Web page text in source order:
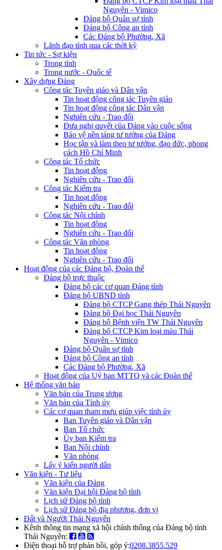
Nguyên - Vimico
Đảng bộ Quân sự tỉnh
Đảng bộ Công an tỉnh
Các Đảng bộ Phường, Xã
Lãnh đạo tỉnh qua các thời kỳ
Tin tức - Sự kiện
Trong tỉnh
Trong nước - Quốc tế
Xây dựng Đảng
Công tác Tuyên giáo và Dân vận
Tin hoạt động công tác Tuyên giáo
Tin hoạt động công tác Dân vận
Nghiên cứu - Trao đổi
Đưa nghị quyết của Đảng vào cuộc sống
Bảo vệ nền tảng tư tưởng của Đảng
Học tập và làm theo tư tưởng, đạo đức, phong
cách Hồ Chí Minh
Công tác Tổ chức
Tin hoạt động
Nghiên cứu - Trao đổi
Công tác Kiểm tra
Tin hoạt động
Nghiên cứu - Trao đổi
Công tác Nội chính
Tin hoạt động
Nghiên cứu - Trao đổi
Công tác Văn phòng
Tin hoạt động
Nghiên cứu - Trao đổi
Hoạt động của các Đảng bộ, Đoàn thể
Đảng bộ trực thuộc
Đảng bộ các cơ quan Đảng tỉnh
Đảng bộ UBND tỉnh
Đảng bộ CTCP Gang thép Thái Nguyên
Đảng bộ Đại học Thái Nguyên
Đảng bộ Bệnh viện TW Thái Nguyên
Đảng bộ CTCP Kim loại màu Thái
Nguyên - Vimico
Đảng bộ Quân sự tỉnh
Đảng bộ Công an tỉnh
Các Đảng bộ Phường, Xã
Hoạt động của Uỷ ban MTTQ và các Đoàn thể
Hệ thống văn bản
Văn bản của Trung ương
Văn bản của Tỉnh ủy
Các cơ quan tham mưu giúp việc tỉnh ủy
Ban Tuyên giáo và Dân vận
Ban Tổ chức
Ủy ban Kiểm tra
Ban Nội chính
Văn phòng
Lấy ý kiến người dân
Văn kiện - Tư liệu
Văn kiện của Đảng
Văn kiện Đại hội Đảng bộ tỉnh
Lịch sử Đảng bộ tỉnh
Lịch sử Đảng bộ địa phương, đơn vị
Đất và Người Thái Nguyên
Kênh thông tin mạng xã hội chính thống của Đảng bộ tỉnh
Thái Nguyên:
Điện thoại hỗ trợ phản hồi, góp ý:0208.3855.529